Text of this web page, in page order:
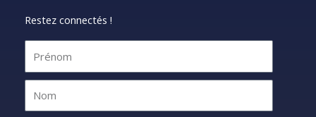
Restez connectés !